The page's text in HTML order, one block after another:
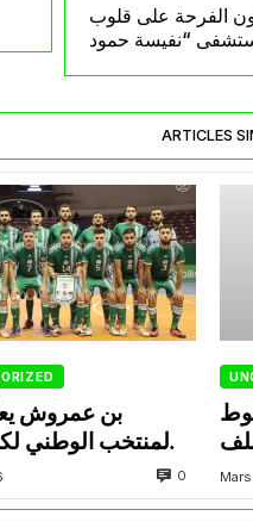
الفرحة على قلوب
ARTICLES
بن عمروش
المنتخب الوطني
داخل القاعة
0